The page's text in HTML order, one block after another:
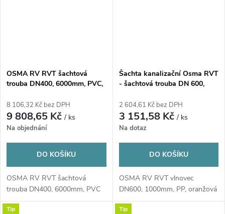
OSMA RV RVT šachtová
trouba DN400, 6000mm, PVC,
8 106,32 Kč bez DPH
9 808,65 Kč/ ks
Na objednání
DO KOŠÍKU
OSMA RV RVT šachtová
trouba DN400, 6000mm, PVC
Šachta kanalizační Osma RVT
- šachtová trouba DN 600,
2 604,61 Kč bez DPH
3 151,58 Kč/ ks
Na dotaz
DO KOŠÍKU
OSMA RV RVT vlnovec
DN600, 1000mm, PP, oranžová
Tip Tip